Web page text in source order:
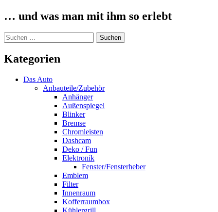
Zündkerzengewinde
kaputt
… und was man mit ihm so erlebt
Suchen
nach:
Kategorien
Das Auto
Anbauteile/Zubehör
Anhänger
Außenspiegel
Blinker
Bremse
Chromleisten
Dashcam
Deko / Fun
Elektronik
Fenster/Fensterheber
Emblem
Filter
Innenraum
Kofferraumbox
Kühlergrill